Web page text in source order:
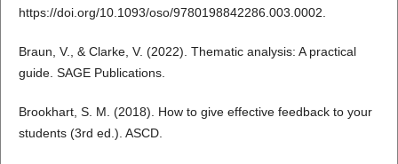
https://doi.org/10.1093/oso/9780198842286.003.0002.
Braun, V., & Clarke, V. (2022). Thematic analysis: A practical
guide. SAGE Publications.
Brookhart, S. M. (2018). How to give effective feedback to your
students (3rd ed.). ASCD.